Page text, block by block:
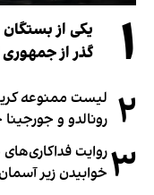
۱
یکی از
گذر از
۲ رونالدو و جورجینا
۳ خوابیدن زیر